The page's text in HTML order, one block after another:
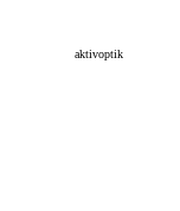
aktivoptik